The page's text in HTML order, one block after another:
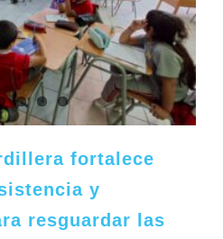
fortalece
y
resguardar las